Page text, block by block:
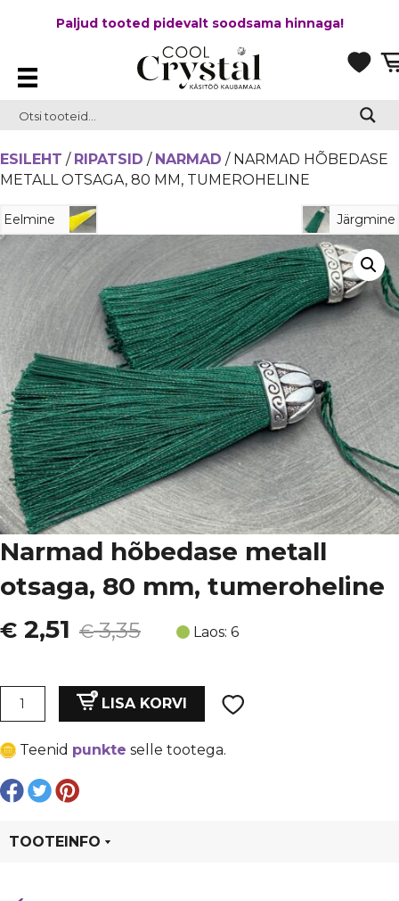
Paljud tooted pidevalt soodsama hinnaga!
ESILEHT / RIPATSID / NARMAD / NARMAD HÕBEDASE
METALL OTSAGA, 80 MM, TUMEROHELINE
Eelmine Järgmine
Narmad hõbedase metall
otsaga, 80 mm, tumeroheline
€3,35
Algne
oli:
€ 3,35.
€ 2,51
Current
is:
€ 2,51.
Laos: 6
Narmad
otsaga,
80
mm,
kogus
LISA KORVI
Teenid punkte selle tootega.
TOOTEINFO